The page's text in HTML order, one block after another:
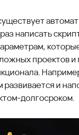
написать
проектов и
развивается и
долгосроком.